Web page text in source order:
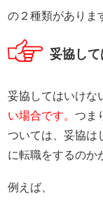
の２種類がありま
妥協し
妥協してはいけな
い場合です。つま
ついては、妥協は
に転職をするのか
例えば、